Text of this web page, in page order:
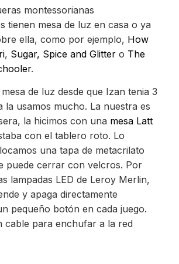
montessorianas
tienen mesa de luz en casa o ya
ella, como por ejemplo, How
, Sugar, Spice and Glittero The
.
de luz desde que Izan tenia 3
la usamos mucho. La nuestra es
la hicimos con una mesa Latt
con el tablero roto. Lo
una tapa de metacrilato
puede cerrar con velcros. Por
lampadas LED de Leroy Merlin,
y apaga directamente
pequeño botón en cada juego.
cable para enchufar a la red